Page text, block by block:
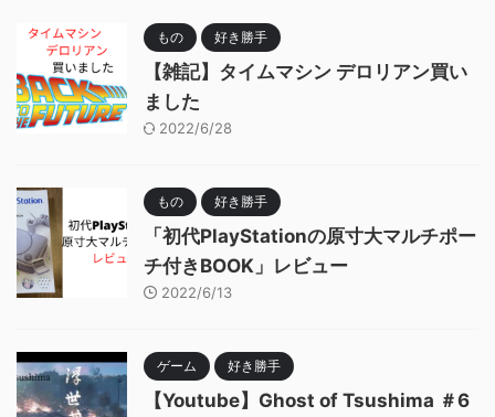
もの 好き勝手
【雑記】タイムマシン デロリアン買い
ました
2022/6/28
もの 好き勝手
「初代PlayStationの原寸大マルチポー
チ付きBOOK」レビュー
2022/6/13
ゲーム 好き勝手
【Youtube】Ghost of Tsushima ＃6